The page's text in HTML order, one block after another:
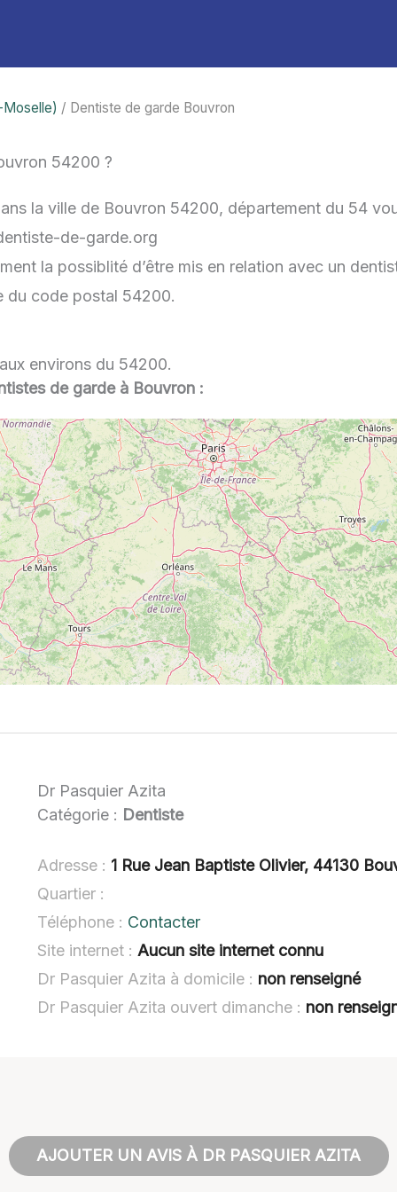
/ Dentiste de garde Bouvron
54200 ?
la ville de Bouvron 54200, département du 54
de-garde.org
la possiblité d’être mis en relation avec un
du code postal 54200.
environs du 54200.
de garde à Bouvron :
Dr Pasquier Azita
Catégorie : Dentiste
Adresse : 1 Rue Jean Baptiste Olivier, 44130
Quartier :
Téléphone : Contacter
Site internet : Aucun site internet connu
Dr Pasquier Azita à domicile : non renseigné
Dr Pasquier Azita ouvert dimanche : non
AJOUTER UN AVIS À DR PASQUIER AZITA